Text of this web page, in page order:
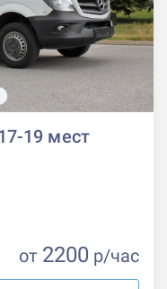
19 мест
от 2200 р/час